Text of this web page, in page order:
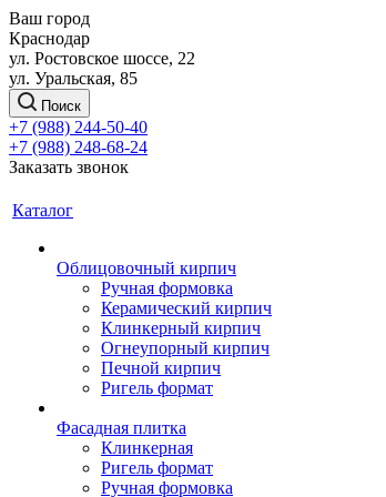
Ваш город
Краснодар
ул. Ростовское шоссе, 22
ул. Уральская, 85
Поиск
+7 (988) 244-50-40
+7 (988) 248-68-24
Заказать звонок
Каталог
Облицовочный кирпич
Ручная формовка
Керамический кирпич
Клинкерный кирпич
Огнеупорный кирпич
Печной кирпич
Ригель формат
Фасадная плитка
Клинкерная
Ригель формат
Ручная формовка